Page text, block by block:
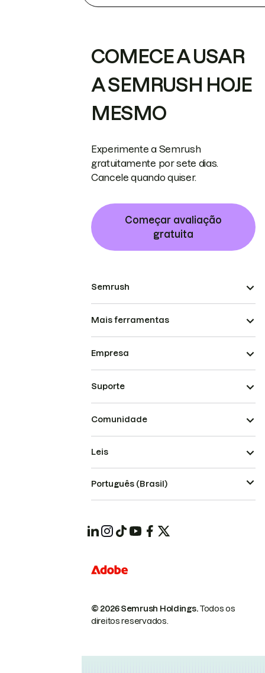
COMECE A USAR
A SEMRUSH HOJE
MESMO
Experimente a Semrush
gratuitamente por sete dias.
Cancele quando quiser.
Começar avaliação
gratuita
Semrush
Mais ferramentas
Empresa
Suporte
Comunidade
© 2026 Semrush Holdings.Todos os
direitos reservados.
Leis
Português (Brasil)